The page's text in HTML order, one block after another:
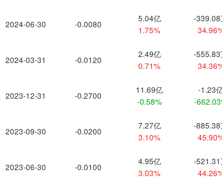
2024-06-30
2024-03-31
2023-12-31
2023-09-30
2023-06-30
-0.0080
5.04亿
1.75%
-
-0.0120
2.49亿
0.71%
-
-0.2700
11.69亿
-0.58%
-1.23
-
-0.0200
7.27亿
3.10%
-
-0.0100
4.95亿
3.03%
-